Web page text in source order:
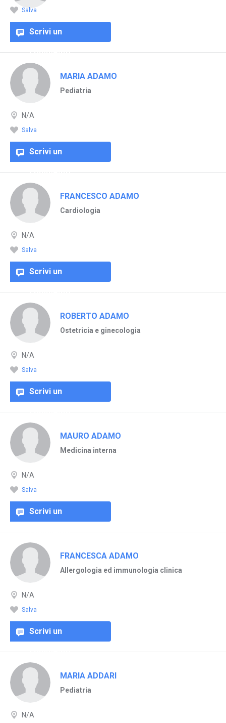
Salva
Scrivi un
commento
MARIA ADAMO
Pediatria
N/A
Salva
Scrivi un
commento
FRANCESCO ADAMO
Cardiologia
N/A
Salva
Scrivi un
commento
ROBERTO ADAMO
Ostetricia e ginecologia
N/A
Salva
Scrivi un
commento
MAURO ADAMO
Medicina interna
N/A
Salva
Scrivi un
commento
FRANCESCA ADAMO
Allergologia ed immunologia clinica
N/A
Salva
Scrivi un
commento
MARIA ADDARI
Pediatria
N/A